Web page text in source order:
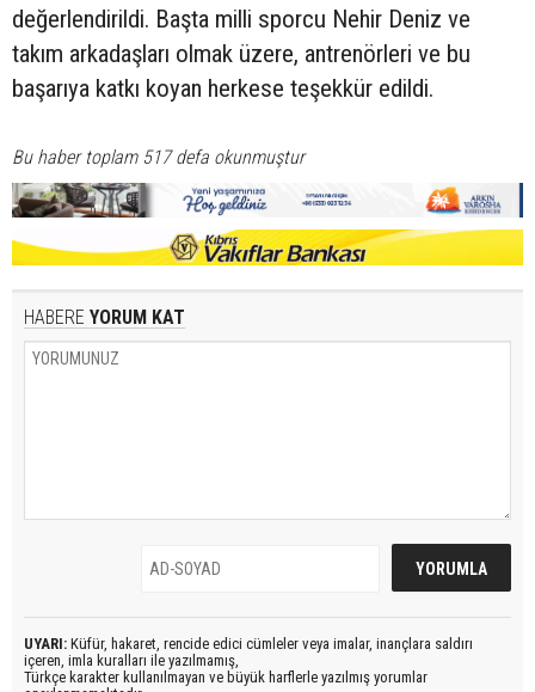
değerlendirildi. Başta milli sporcu Nehir Deniz ve
takım arkadaşları olmak üzere, antrenörleri ve bu
başarıya katkı koyan herkese teşekkür edildi.
Bu haber toplam 517 defa okunmuştur
HABERE YORUM KAT
UYARI: Küfür, hakaret, rencide edici cümleler veya imalar, inançlara saldırı
içeren, imla kuralları ile yazılmamış,
Türkçe karakter kullanılmayan ve büyük harflerle yazılmış yorumlar